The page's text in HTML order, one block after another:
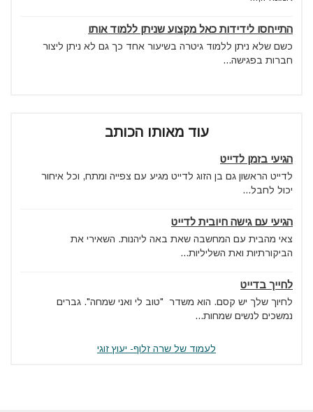
התייחסו לידידות כאל מקצוע שניתן ללמוד אותו
כשם שלא ניתן ללמוד גיטרה בשיעור אחד כך גם לא ניתן ליצור
חברות בפגישה...
עוד מאותו הכותב
הגיעי בזמן לדייט
לדייט הראשון גם בן הזוג לדייט מגיע עם צפייה ומתח, וכל איחור
יכול לחבל...
הגיעי עם גישה חיובית לדייט
צאי מהבית עם המחשבה שאת באה ליהנות. השאירי את
הביקורתיות ואת השליליות...
לחייך בדייט
לחיוך שלך יש קסם. הוא משדר "טוב לי ואני שמחה". גברים
נמשכים לנשים שמחות...
לעמוד של שרה זלוף- יעוץ זוגי